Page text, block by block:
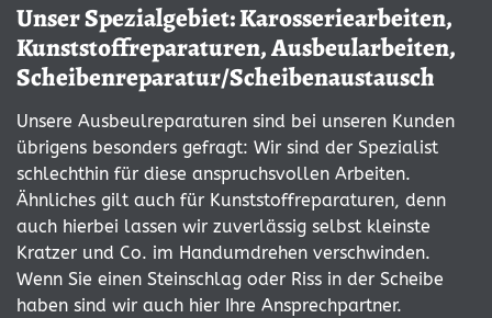
Unser Spezialgebiet: Karosseriearbeiten,
Kunststoffreparaturen, Ausbeularbeiten,
Scheibenreparatur/Scheibenaustausch
Unsere Ausbeulreparaturen sind bei unseren Kunden
übrigens besonders gefragt: Wir sind der Spezialist
schlechthin für diese anspruchsvollen Arbeiten.
Ähnliches gilt auch für Kunststoffreparaturen, denn
auch hierbei lassen wir zuverlässig selbst kleinste
Kratzer und Co. im Handumdrehen verschwinden.
Wenn Sie einen Steinschlag oder Riss in der Scheibe
haben sind wir auch hier Ihre Ansprechpartner.